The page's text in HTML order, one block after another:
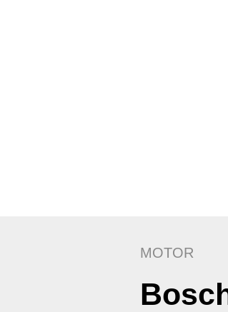
MOTOR